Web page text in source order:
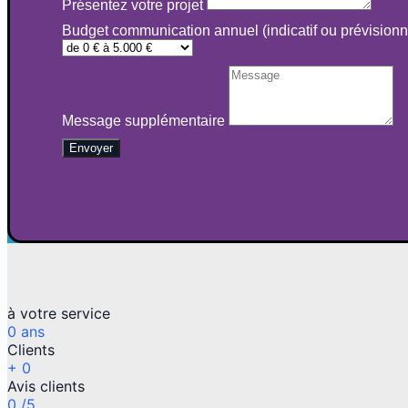
Présentez votre projet
Budget communication annuel (indicatif ou
Message supplémentaire
Envoyer
à votre service
0 ans
Clients
+ 0
Avis clients
0 /5